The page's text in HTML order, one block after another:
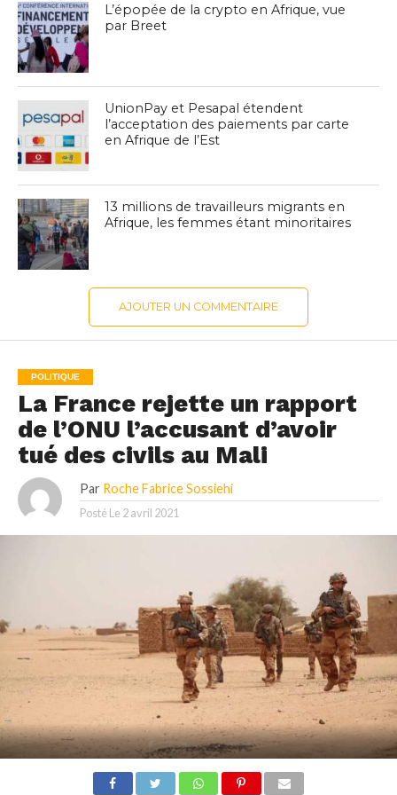
L’épopée de la crypto en Afrique, vue
par Breet
UnionPay et Pesapal étendent
l’acceptation des paiements par carte
en Afrique de l’Est
13 millions de travailleurs migrants en
Afrique, les femmes étant minoritaires
AJOUTER UN COMMENTAIRE
POLITIQUE
La France rejette un rapport
de l’ONU l’accusant d’avoir
tué des civils au Mali
Par Roche Fabrice Sossiehi
Posté Le 2 avril 2021